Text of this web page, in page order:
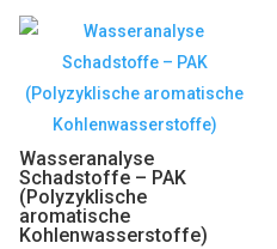
Wasseranalyse
Schadstoffe – PAK
(Polyzyklische
aromatische
Kohlenwasserstoffe)